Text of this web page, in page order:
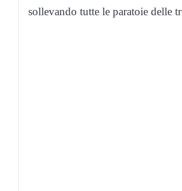
sollevando tutte le paratoie delle